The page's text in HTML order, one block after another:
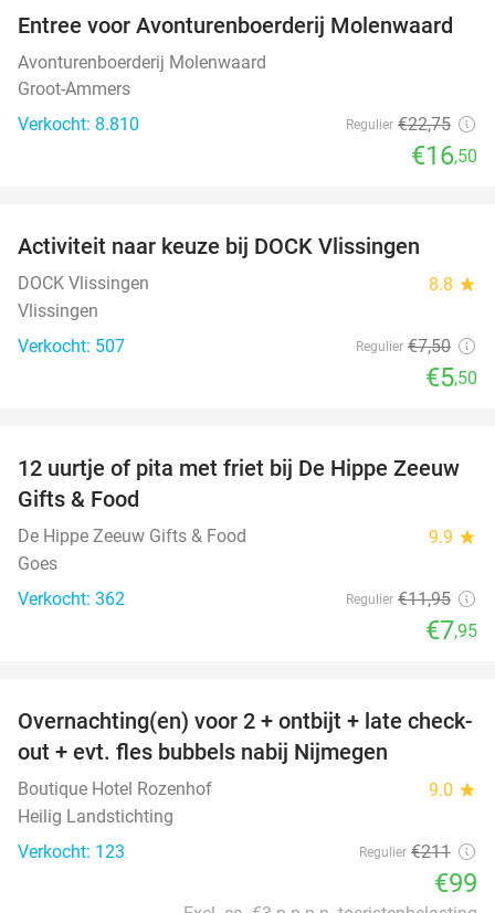
27%
Entree voor Avonturenboerderij Molenwaard
Avonturenboerderij Molenwaard
Groot-Ammers
Verkocht: 8.810
Regulier €22,75
€16,50
Activiteit naar keuze bij DOCK Vlissingen
DOCK Vlissingen 8.8 star
Vlissingen
Verkocht: 507
Regulier €7,50
€5,50
33%
12 uurtje of pita met friet bij De Hippe Zeeuw
Gifts & Food
De Hippe Zeeuw Gifts & Food 9.9 star
Goes
Verkocht: 362
Regulier €11,95
€7,95
53%
Overnachting(en) voor 2 + ontbijt + late check-
out + evt. fles bubbels nabij Nijmegen
Boutique Hotel Rozenhof 9.0 star
Heilig Landstichting
Verkocht: 123
Regulier €211
€99